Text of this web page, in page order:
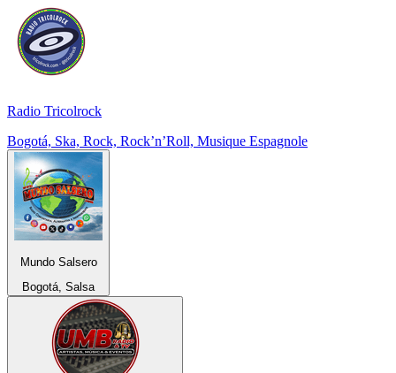
Radio Tricolrock
Bogotá, Ska, Rock, Rock’n’Roll, Musique Espagnole
Mundo Salsero
Bogotá, Salsa